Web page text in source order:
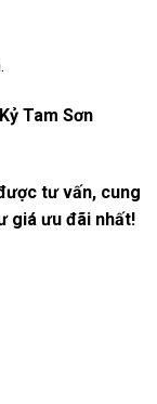
Tam Sơn
tư vấn, cung
giá ưu đãi nhất!